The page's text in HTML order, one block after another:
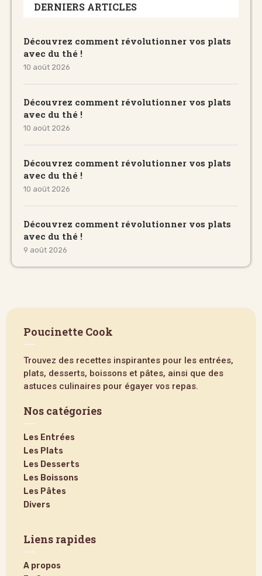
DERNIERS ARTICLES
Découvrez comment révolutionner vos plats
avec du thé !
10 août 2026
Découvrez comment révolutionner vos plats
avec du thé !
10 août 2026
Découvrez comment révolutionner vos plats
avec du thé !
10 août 2026
Découvrez comment révolutionner vos plats
avec du thé !
9 août 2026
Poucinette Cook
Trouvez des recettes inspirantes pour les entrées,
plats, desserts, boissons et pâtes, ainsi que des
astuces culinaires pour égayer vos repas.
Nos catégories
Les Entrées
Les Plats
Les Desserts
Les Boissons
Les Pâtes
Divers
Liens rapides
A propos